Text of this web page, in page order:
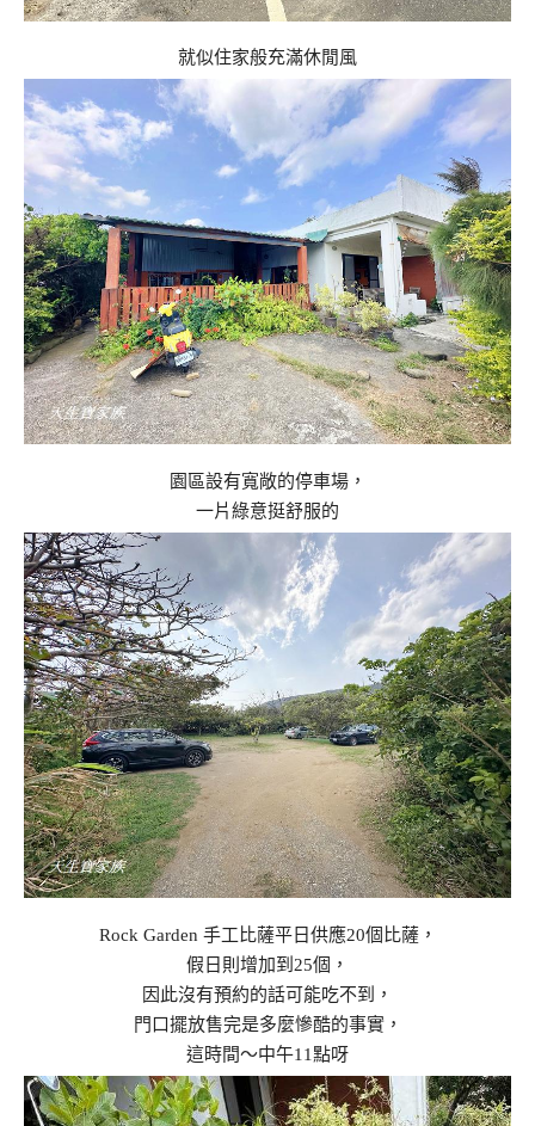
就似住家般充滿休閒風
園區設有寬敞的停車場，
一片綠意挺舒服的
Rock Garden 手工比薩平日供應20個比薩，
假日則增加到25個，
因此沒有預約的話可能吃不到，
門口擺放售完是多麼慘酷的事實，
這時間～中午11點呀